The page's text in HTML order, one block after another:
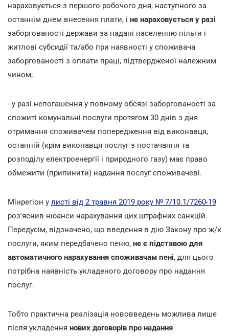
нараховується з першого робочого дня, наступного за
останнім днем внесення плати, і не нараховується у разі
заборгованості держави за надані населенню пільги і
житлові субсидії та/або при наявності у споживача
заборгованості з оплати праці, підтвердженої належним
чином;
- у разі непогашення у повному обсязі заборгованості за
спожиті комунальні послуги протягом 30 днів з дня
отримання споживачем попередження від виконавця,
останній (крім виконавця послуг з постачання та
розподілу електроенергії і природного газу) має право
обмежити (припинити) надання послуг споживачеві.
Мінрегіон у листі від 2 травня 2019 року № 7/10.1/7260-19
роз'яснив нюанси нарахування цих штрафних санкцій.
Передусім, відзначено, що введення в дію Закону про ж/к
послуги, яким передбачено пеню, не є підставою для
автоматичного нарахування споживачам пені, для цього
потрібна наявність укладеного договору про надання
послуг.
Тобто практична реалізація нововведень можлива лише
після укладення нових договорів про надання